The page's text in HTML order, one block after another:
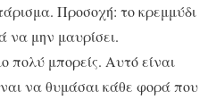
Προσοχή: το κρεμμύδι
να μην μαυρίσει.
πολύ μπορείς. Αυτό είναι
να θυμάσαι κάθε φορά που